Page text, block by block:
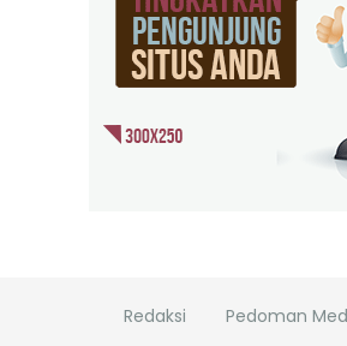
Redaksi Pedoman